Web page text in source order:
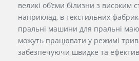
великі об’єми білизни з високим
наприклад, в текстильних
пральні машини для пральні
можуть працювати у режимі
забезпечуючи швидке та